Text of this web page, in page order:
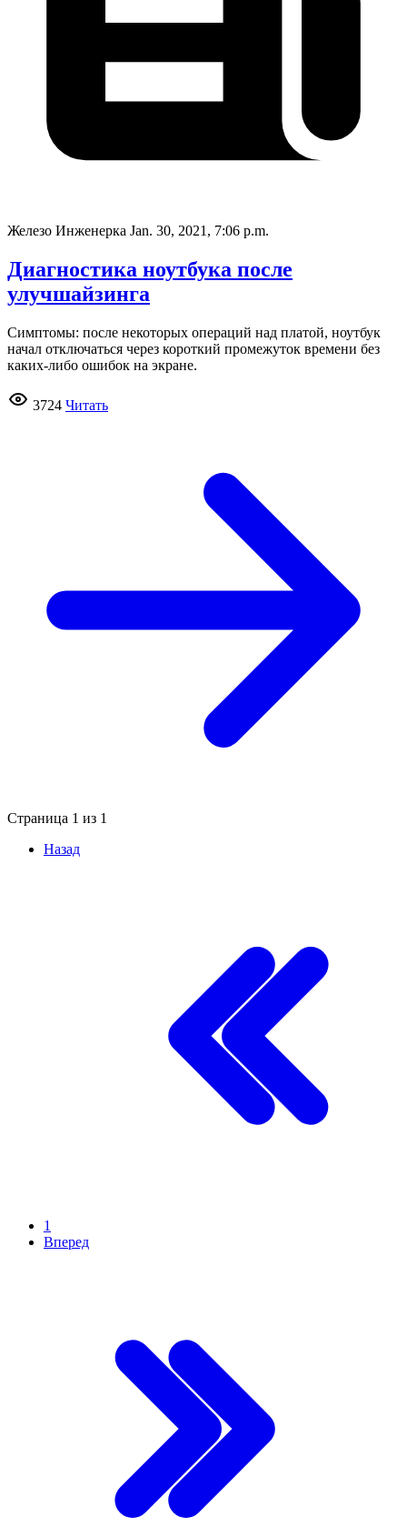
Железо Инженерка Jan. 30, 2021, 7:06 p.m.
Диагностика ноутбука после
улучшайзинга
Симптомы: после некоторых операций над платой, ноутбук
начал отключаться через короткий промежуток времени без
каких-либо ошибок на экране.
3724 Читать
Страница 1 из 1
Назад
1
Вперед